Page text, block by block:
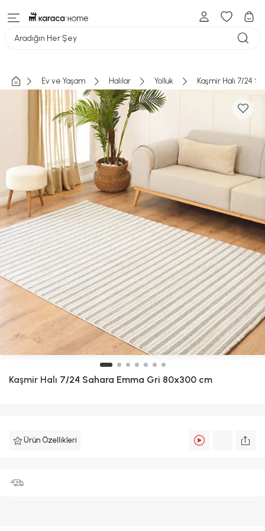
Aradığın Her Şey
Ev ve Yaşam Halılar Yolluk Kaşmir Halı 7/24
Kaşmir Halı 7/24 Sahara Emma Gri 80x300 cm
Ürün Özellikleri